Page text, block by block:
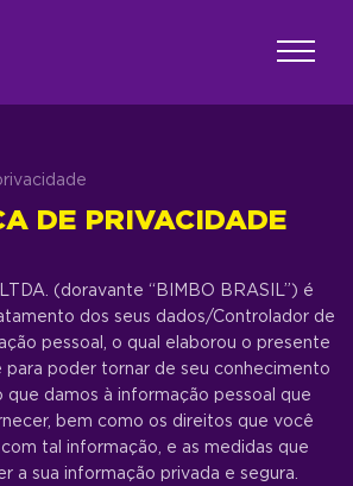
DE PRIVACIDADE
(doravante “BIMBO BRASIL”) é
dos seus dados/Controlador de
pessoal, o qual elaborou o presente
para poder tornar de seu conhecimento
damos à informação pessoal que
bem como os direitos que você
tal informação, e as medidas que
a sua informação privada e segura.